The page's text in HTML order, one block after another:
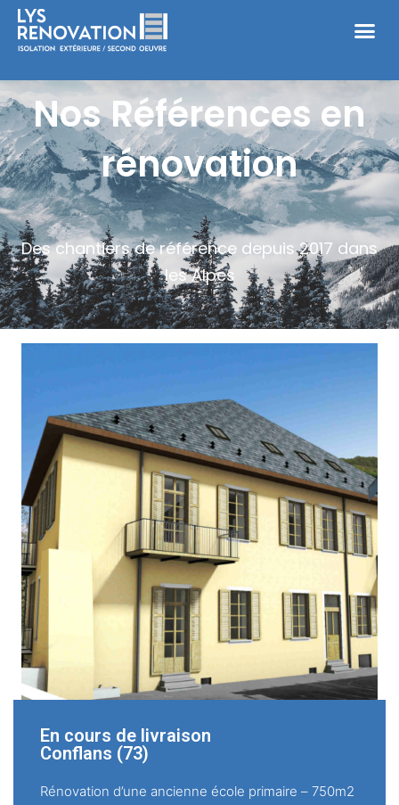
Nos Références en
rénovation
Des chantiers de référence depuis 2017 dans
les Alpes
En cours de livraison
Conflans (73)
Rénovation d’une ancienne école primaire – 750m2